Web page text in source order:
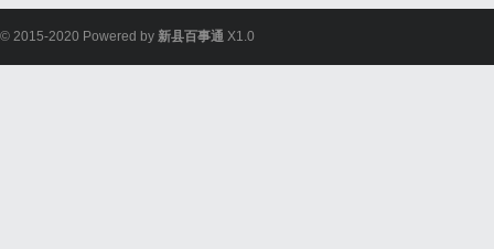
© 2015-2020 Powered by 新县百事通 X1.0